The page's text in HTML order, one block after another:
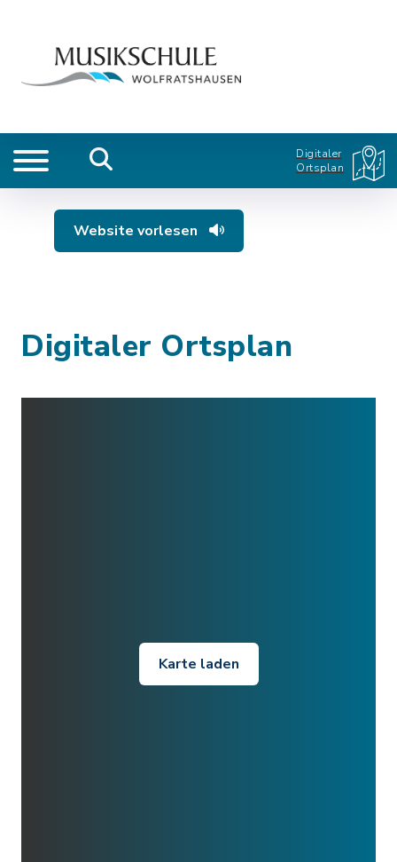
Digitaler
Ortsplan
Website vorlesen
Digitaler Ortsplan
Karte laden